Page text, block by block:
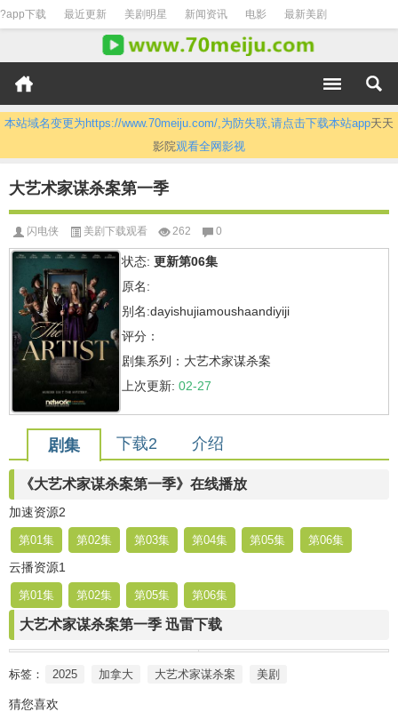
?app下载 最近更新 美剧明星 新闻资讯 电影 最新美剧
本站域名变更为https://www.70meiju.com/,为防失联,请点击下载本站app天天
影院观看全网影视
大艺术家谋杀案第一季
闪电侠 美剧下载观看 262 0
状态: 更新第06集
原名:
别名:dayishujiamoushaandiyiji
评分：
剧集系列：大艺术家谋杀案
上次更新: 02-27
剧集 下载2 介绍
《大艺术家谋杀案第一季》在线播放
加速资源2
第01集 第02集 第03集 第04集 第05集 第06集
云播资源1
第01集 第02集 第05集 第06集
大艺术家谋杀案第一季 迅雷下载
标签： 2025 加拿大 大艺术家谋杀案 美剧
猜您喜欢